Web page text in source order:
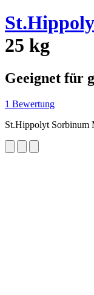
25 kg
Geeignet für
1 Bewertung
St.Hippolyt Sorbinum